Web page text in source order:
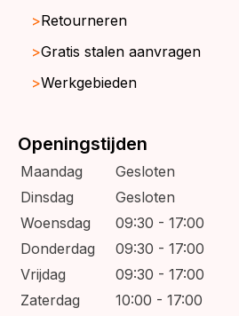
Retourneren
Gratis stalen aanvragen
Werkgebieden
Openingstijden
Maandag
Gesloten
Dinsdag
Gesloten
Woensdag
09:30 - 17:00
Donderdag
09:30 - 17:00
Vrijdag
09:30 - 17:00
Zaterdag
10:00 - 17:00